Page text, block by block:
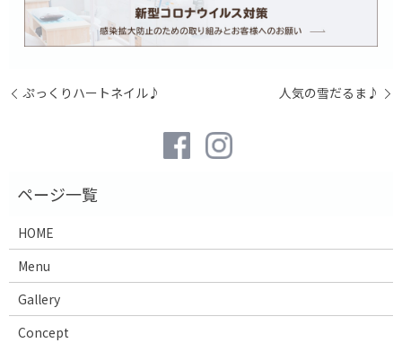
ぷっくりハートネイル♪ 人気の雪だるま♪
HOME
Menu
Gallery
Concept